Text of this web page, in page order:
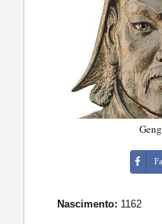
Nascimento: 1162